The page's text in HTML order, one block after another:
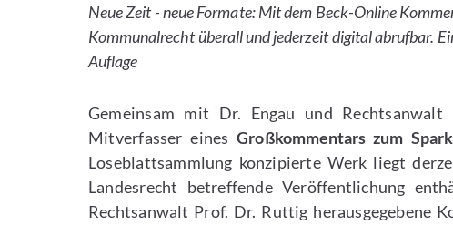
Neue Zeit - neue Formate: Mit dem Beck-Online
Kommunalrecht überall und jederzeit digital abrufbar.
Auflage
Gemeinsam mit Dr. Engau und
Mitverfasser einesGroßkommentars zum
Loseblattsammlung konzipierte Werk liegt
Landesrecht betreffende Veröffentlichung
Rechtsanwalt Prof. Dr. Ruttig herausgegebene